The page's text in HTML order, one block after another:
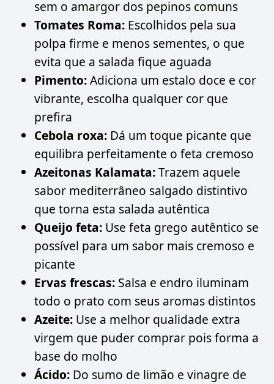
sem o amargor dos pepinos comuns
Tomates Roma: Escolhidos pela sua
polpa firme e menos sementes, o que
evita que a salada fique aguada
Pimento:Adiciona um estalo doce e cor
vibrante, escolha qualquer cor que
prefira
Cebola roxa: Dá um toque picante que
equilibra perfeitamente o feta cremoso
Azeitonas Kalamata:Trazem aquele
sabor mediterrâneo salgado distintivo
que torna esta salada autêntica
Queijo feta: Use feta grego autêntico se
possível para um sabor mais cremoso e
picante
Ervas frescas: Salsa e endro iluminam
todo o prato com seus aromas distintos
Azeite: Use a melhor qualidade extra
virgem que puder comprar pois forma a
base do molho
Ácido: Do sumo de limão e vinagre de